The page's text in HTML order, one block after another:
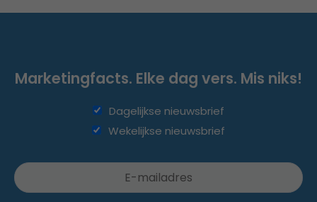
Marketingfacts. Elke dag vers. Mis niks!
Dagelijkse nieuwsbrief
Wekelijkse nieuwsbrief